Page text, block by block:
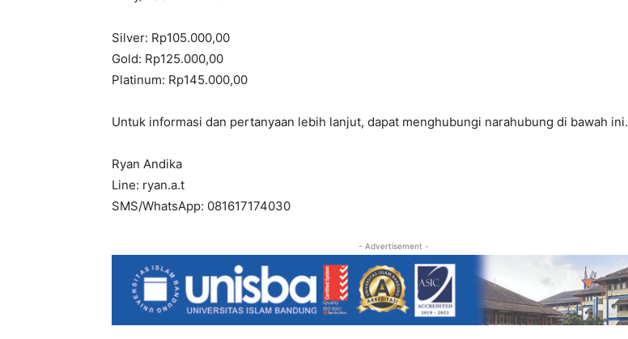
Silver: Rp105.000,00
Gold: Rp125.000,00
Platinum: Rp145.000,00
Untuk informasi dan pertanyaan lebih lanjut, dapat menghubungi narahubung di bawah ini.
Ryan Andika
Line: ryan.a.t
SMS/WhatsApp: 081617174030
- Advertisement -